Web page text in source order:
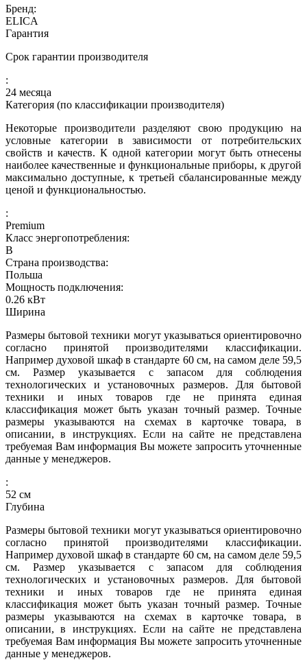
Бренд:
ELICA
Гарантия
Срок гарантии производителя
:
24 месяца
Категория (по классификации производителя)
Некоторые производители разделяют свою продукцию на
условные категории в зависимости от потребительских
свойств и качеств. К одной категории могут быть отнесены
наиболее качественные и функциональные приборы, к другой
максимально доступные, к третьей сбалансированные между
ценой и функциональностью.
:
Premium
Класс энергопотребления:
B
Страна производства:
Польша
Мощность подключения:
0.26 кВт
Ширина
Размеры бытовой техники могут указываться ориентировочно
согласно принятой производителями классификации.
Например духовой шкаф в стандарте 60 см, на самом деле 59,5
см. Размер указывается с запасом для соблюдения
технологических и установочных размеров. Для бытовой
техники и иных товаров где не принята единая
классификация может быть указан точный размер. Точные
размеры указываются на схемах в карточке товара, в
описании, в инструкциях. Если на сайте не представлена
требуемая Вам информация Вы можете запросить уточненные
данные у менеджеров.
:
52 см
Глубина
Размеры бытовой техники могут указываться ориентировочно
согласно принятой производителями классификации.
Например духовой шкаф в стандарте 60 см, на самом деле 59,5
см. Размер указывается с запасом для соблюдения
технологических и установочных размеров. Для бытовой
техники и иных товаров где не принята единая
классификация может быть указан точный размер. Точные
размеры указываются на схемах в карточке товара, в
описании, в инструкциях. Если на сайте не представлена
требуемая Вам информация Вы можете запросить уточненные
данные у менеджеров.